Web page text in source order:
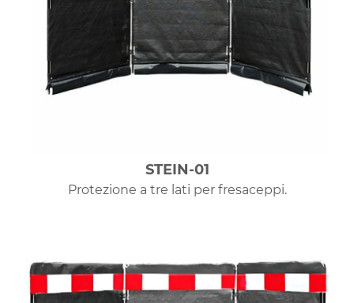
STEIN-01
Protezione a tre lati per fresaceppi.